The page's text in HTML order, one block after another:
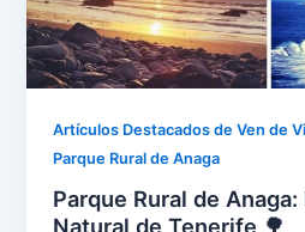
Artículos Destacados de Ven de
Parque Rural de Anaga
Parque Rural de
Natural de Tenerife 🌳